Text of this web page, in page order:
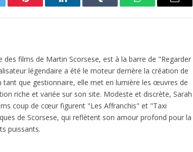
Pinterest LinkedIn Tumblr WhatsAppEmail
des films de Martin Scorsese, est à la barre de "Regarder
légendaire a été le moteur derrière la création de
tant que gestionnaire, elle met en lumière les œuvres de
riche et variée sur son site. Modeste et discrète, Sarah
coup de cœur figurent "Les Affranchis" et "Taxi
de Scorsese, qui reflètent son amour profond pour la
puissants.